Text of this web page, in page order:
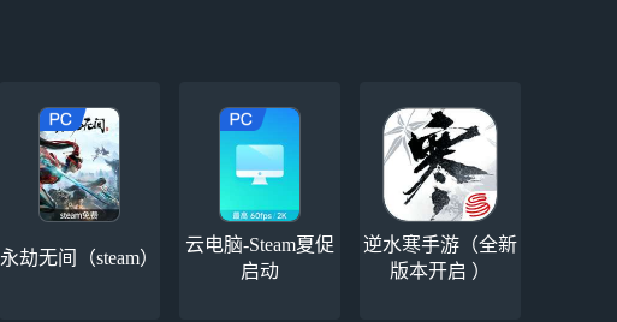
永劫无间（steam）
云电脑-Steam夏促
启动
逆水寒手游（全新
版本开启 ）